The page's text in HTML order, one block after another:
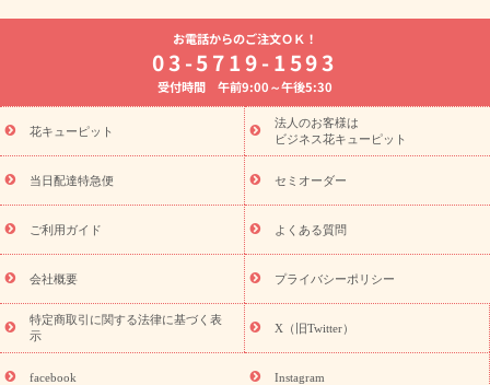
よく贈られる花
お祝いの花特集
誕生日フラワーギフト特集
8月の誕生花(トルコキキョウ)
開店・開業祝い
お供え・お悔やみ お供え・お悔やみの花
通夜・葬儀に贈る花 胡蝶蘭・花鉢
ーブドフラワー
季節のイベント
ひまわり ギフト・プレゼント
特集
お盆 花（新盆・初盆） 季節のイベント
お盆 花（新
盆・初盆）
お盆 花（新盆・初盆）
お盆・お供え 花とセットギ
フト
お盆・お供え プリザーブドフラワー
ひまわり ギフト・プ
レゼント特集
夏の花贈り・お中元・暑中見舞い 花のギフト特集
敬老の日におくる花ギフト・プレゼント特集
花ギフト・プレゼント特集
敬老の日 花のおすすめランキング
敬
老の日 花鉢植えのギフト・プレゼント特集
敬老の日 花とセットギ
フト・プレゼント特集
敬老の日の花 全てのギフト一覧
キャン
ペーン
映画『ウォーターガーディアンズ』コラボキャンペーン
「きょう誕生日なんです」キャンペーン
誕生日の花を探す
誕生日フラワーギフト 誕生日フラワーギフト特集
お電話からのご注文ＯＫ！
03-5719-1593
受付時間 午前9:00～午後5:30
花キューピット
法人のお客様は
ビジネス花キューピット
当日配達特急便 セミオーダー
ご利用ガイド よくある質問
会社概要 プライバシーポリシー
特定商取引に関する法律に基づく表
示
X（旧Twitter）
facebook Instagram